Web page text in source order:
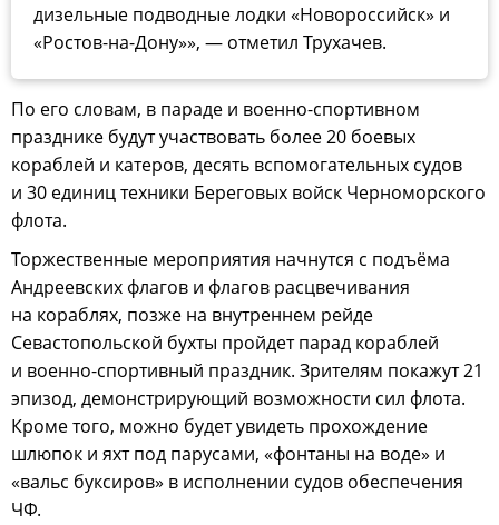
дизельные подводные лодки «Новороссийск» и
«Ростов-на-Дону»», — отметил Трухачев.
По его словам, в параде и военно-спортивном
празднике будут участвовать более 20 боевых
кораблей и катеров, десять вспомогательных судов
и 30 единиц техники Береговых войск Черноморского
флота.
Торжественные мероприятия начнутся с подъёма
Андреевских флагов и флагов расцвечивания
на кораблях, позже на внутреннем рейде
Севастопольской бухты пройдет парад кораблей
и военно-спортивный праздник. Зрителям покажут 21
эпизод, демонстрирующий возможности сил флота.
Кроме того, можно будет увидеть прохождение
шлюпок и яхт под парусами, «фонтаны на воде» и
«вальс буксиров» в исполнении судов обеспечения
ЧФ.